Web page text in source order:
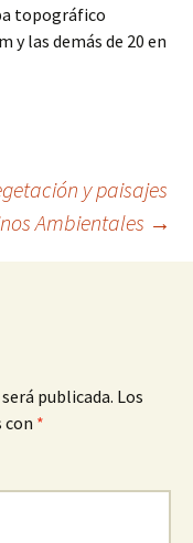
topográfico
y las demás de 20 en
y paisajes
Ambientales →
publicada. Los
con *